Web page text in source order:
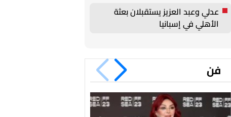
عدلي وعبد العزيز يستقبلان بعثة
الأهلي في إسبانيا
فن